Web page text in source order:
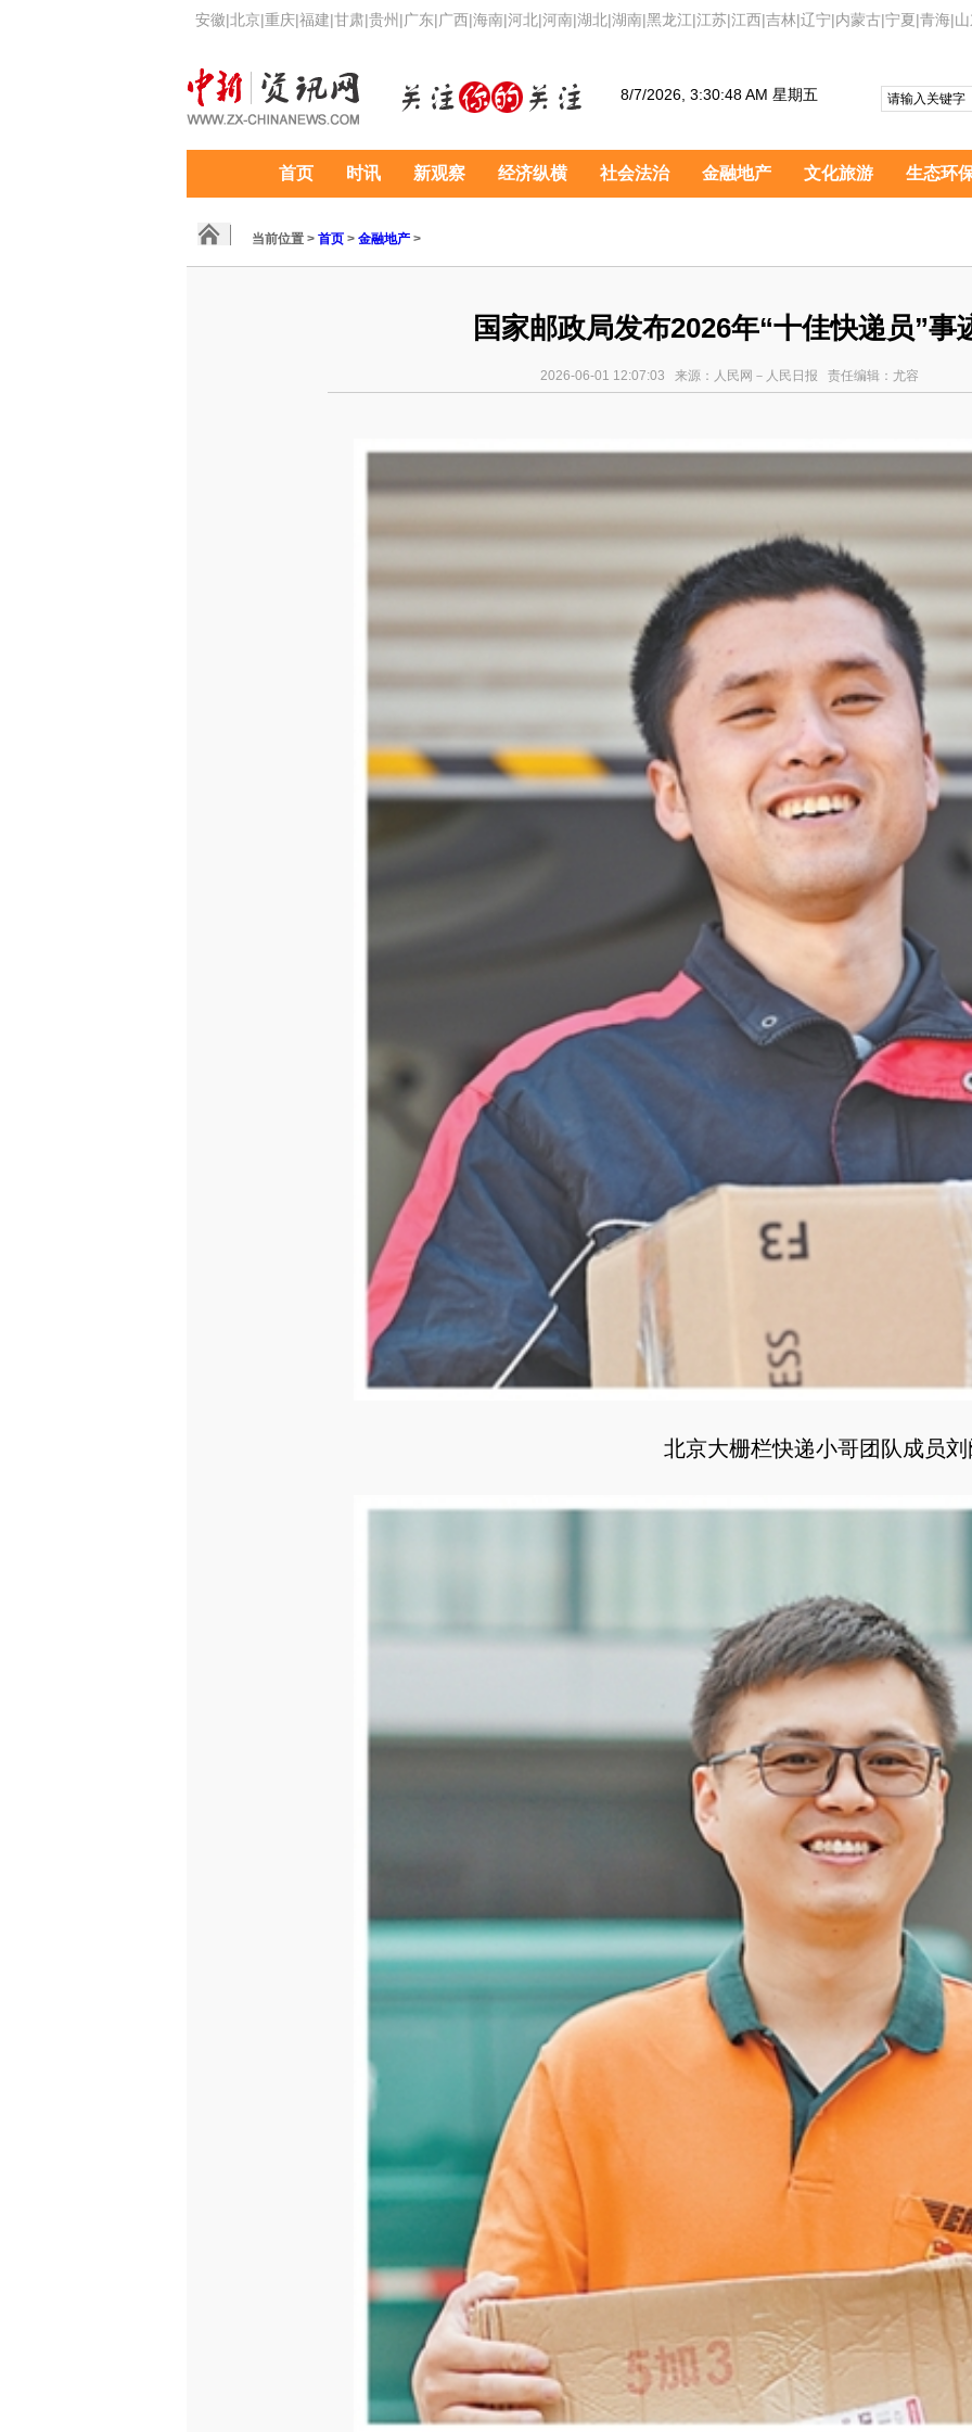
安徽|北京|重庆|福建|甘肃|贵州 |广东|广西|海南|河北|河南|湖北|湖南|黑龙江|江苏|江西|吉林|辽宁|内蒙古|宁夏|青海|
8/7/2026, 3:30:51 AM 星期五
首页 时讯 新观察 经济纵横 社会法治 金融地产 文化旅游 生态环
当前位置 > 首页 > 金融地产 >
国家邮政局发布2026年“十佳快递员”事
2026-06-01 12:07:03 来源：人民网－人民日报 责任编辑：尤容
北京大栅栏快递小哥团队成员刘